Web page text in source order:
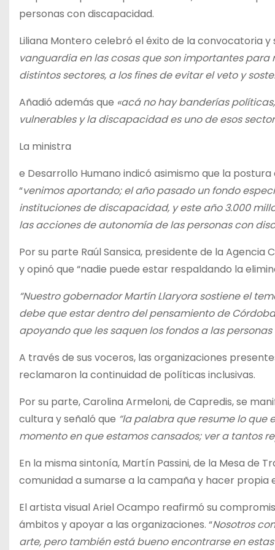
personas con discapacidad.
Liliana Montero celebró el éxito de la convocatoria
vanguardia en las cosas que son importantes
distintos sectores, a los fines de evitar el veto y
Añadió además que «acá no hay banderías
vulnerables y la discapacidad es uno de esos
La ministra
e Desarrollo Humano indicó asimismo que la
“venimos aportando; el año pasado un fondo
instituciones de discapacidad, y este año 3.000
las acciones de autonomía de las personas con
Por su parte Raúl Sansica, presidente de la
y opinó que “nadie puede estar respaldando la
“Nuestro gobernador Martín Llaryora sostiene el
debe que estar dentro del pensamiento de
apoyando que les saquen los fondos a las
A través de sus voceros, las organizaciones
reclamaron la continuidad de políticas inclusivas.
Por su parte, Carolina Armeloni, de Capredis, se
cultura y señaló que “la palabra que resume lo que
momento en que estamos cansados; ver a tantos
En la misma sintonía, Martín Passini, de la Mesa de
comunidad a sumarse a la campaña y hacer propia
El artista visual Ariel Ocampo reafirmó su
ámbitos y apoyar a las organizaciones. “Nosotros
arte, pero también está bueno encontrarse en estas